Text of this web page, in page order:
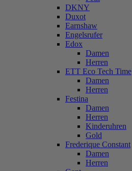
DKNY
Duxot
Earnshaw
Engelsrufer
Edox
Damen
Herren
ETT Eco Tech Time
Damen
Herren
Festina
Damen
Herren
Kinderuhren
Gold
Frederique Constant
Damen
Herren